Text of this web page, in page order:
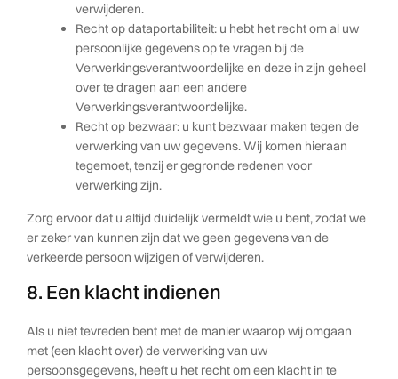
verwijderen.
Recht op dataportabiliteit: u hebt het recht om al uw
persoonlijke gegevens op te vragen bij de
Verwerkingsverantwoordelijke en deze in zijn geheel
over te dragen aan een andere
Verwerkingsverantwoordelijke.
Recht op bezwaar: u kunt bezwaar maken tegen de
verwerking van uw gegevens. Wij komen hieraan
tegemoet, tenzij er gegronde redenen voor
verwerking zijn.
Zorg ervoor dat u altijd duidelijk vermeldt wie u bent, zodat we
er zeker van kunnen zijn dat we geen gegevens van de
verkeerde persoon wijzigen of verwijderen.
8. Een klacht indienen
Als u niet tevreden bent met de manier waarop wij omgaan
met (een klacht over) de verwerking van uw
persoonsgegevens, heeft u het recht om een klacht in te